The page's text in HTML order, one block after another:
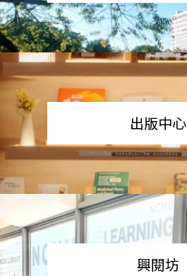
出版中心
興閱坊